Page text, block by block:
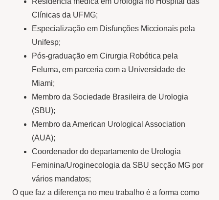
Clínicas da UFMG;
Especialização em Disfunções Miccionais pela
Unifesp;
Pós-graduação em Cirurgia Robótica pela
Feluma, em parceria com a Universidade de
Miami;
Membro da Sociedade Brasileira de Urologia
(SBU);
Membro da American Urological Association
(AUA);
Coordenador do departamento de Urologia
Feminina/Uroginecologia da SBU secção MG por
vários mandatos;
O que faz a diferença no meu trabalho é a forma como